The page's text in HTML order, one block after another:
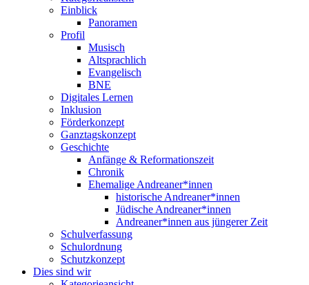
Einblick
Panoramen
Profil
Musisch
Altsprachlich
Evangelisch
BNE
Digitales Lernen
Inklusion
Förderkonzept
Ganztagskonzept
Geschichte
Anfänge & Reformationszeit
Chronik
Ehemalige Andreaner*innen
historische Andreaner*innen
Jüdische Andreaner*innen
Andreaner*innen aus jüngerer Zeit
Schulverfassung
Schulordnung
Schutzkonzept
Dies sind wir